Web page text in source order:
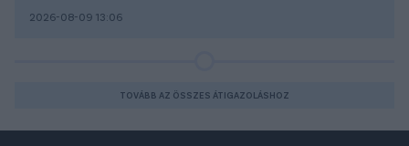
2026-08-09 13:06
TOVÁBB AZ ÖSSZES ÁTIGAZOLÁSHOZ